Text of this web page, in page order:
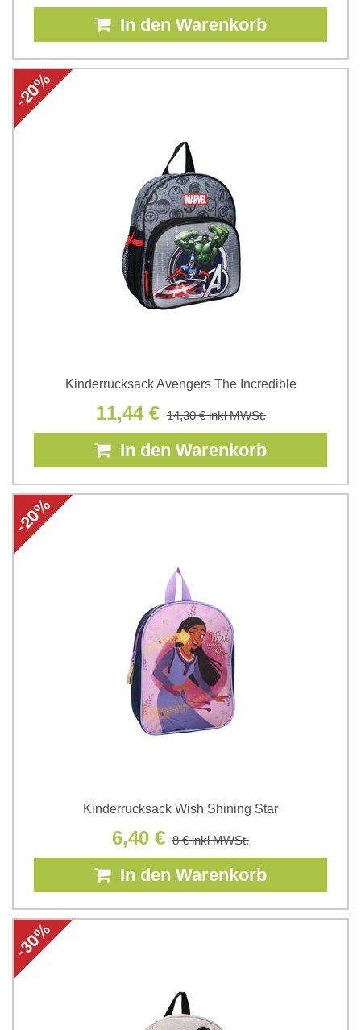
In den Warenkorb
Kinderrucksack Avengers The Incredible
11,44 € 14,30 €inkl MWSt.
In den Warenkorb
Kinderrucksack Wish Shining Star
6,40 € 8 €inkl MWSt.
In den Warenkorb